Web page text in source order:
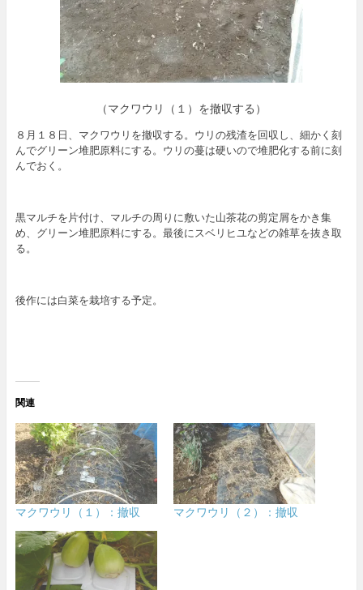
（マクワウリ（１）を撤収する）
８月１８日、マクワウリを撤収する。ウリの残渣を回収し、細かく刻
んでグリーン堆肥原料にする。ウリの蔓は硬いので堆肥化する前に刻
んでおく。
黒マルチを片付け、マルチの周りに敷いた山茶花の剪定屑をかき集
め、グリーン堆肥原料にする。最後にスベリヒユなどの雑草を抜き取
る。
後作には白菜を栽培する予定。
関連
マクワウリ（１）：撤収 マクワウリ（２）：撤収